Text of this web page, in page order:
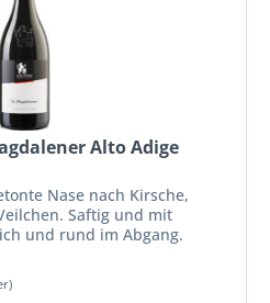
Alto Adige
Nase nach Kirsche,
Saftig und mit
und rund im Abgang.